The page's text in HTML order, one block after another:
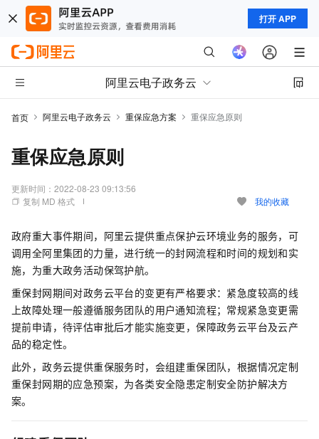
打开 APP
阿里云电子政务云
首页 阿里云电子政务云 重保应急方案 重保应急原则
重保应急原则
更新时间： 2022-08-23 09:13:56
复制 MD 格式
我的收藏
政府重大事件期间，阿里云提供重点保护云环境业务的服务，可
调用全阿里集团的力量，进行统一的封网流程和时间的规划和实
施，为重大政务活动保驾护航。
重保封网期间对政务云平台的变更有严格要求：紧急度较高的线
上故障处理一般遵循服务团队的用户通知流程；常规紧急变更需
提前申请，待评估审批后才能实施变更，保障政务云平台及云产
品的稳定性。
此外，政务云提供重保服务时，会组建重保团队，根据情况定制
重保封网期的应急预案，为各类安全隐患定制安全防护解决方
案。